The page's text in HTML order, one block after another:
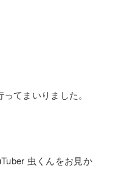
てまいりました。
虫くんをお見か